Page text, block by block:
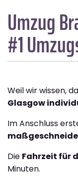
Umzug
#1
Weil wir wissen,
Glasgow
Im Anschluss
Die Fahrzeit für
Minuten.